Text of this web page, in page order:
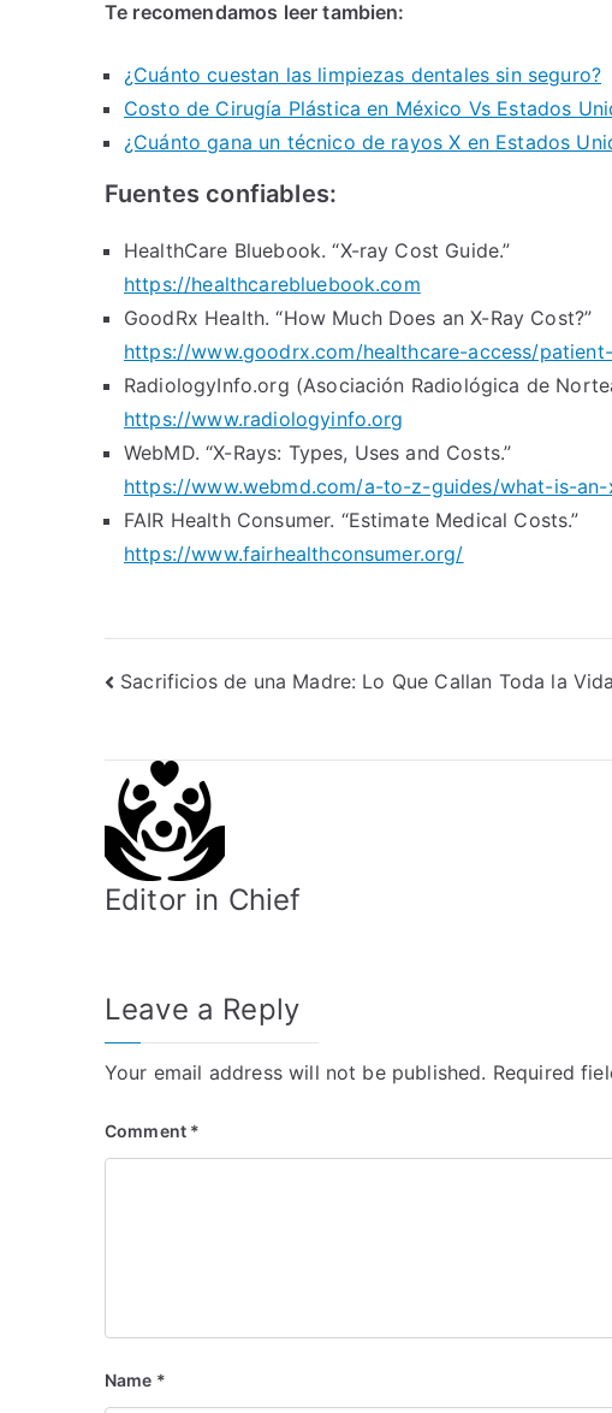
Te recomendamos leer tambien:
¿Cuánto cuestan las limpiezas dentales sin seguro?
Costo de Cirugía Plástica en México Vs Estados
¿Cuánto gana un técnico de rayos X en Estados
Fuentes confiables:
HealthCare Bluebook. “X-ray Cost Guide.”
https://healthcarebluebook.com
GoodRx Health. “How Much Does an X-Ray Cost?”
https://www.goodrx.com/healthcare-access/
RadiologyInfo.org (Asociación Radiológica de
https://www.radiologyinfo.org
WebMD. “X-Rays: Types, Uses and Costs.”
https://www.webmd.com/a-to-z-guides/what-is-
FAIR Health Consumer. “Estimate Medical Costs.”
https://www.fairhealthconsumer.org/
Post
Sacrificios de una Madre: Lo Que Callan Toda la
Editor in Chief
Leave a Reply
Your email address will not be published. Required
Comment *
Name *